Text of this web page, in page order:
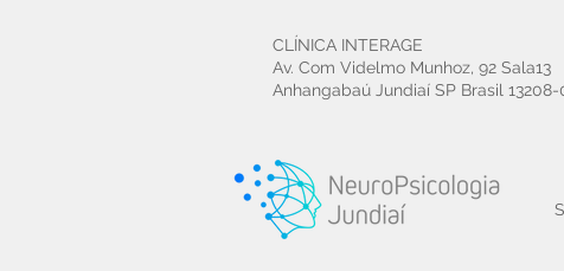
CLÍNICA INTERAGE
Av. Com Videlmo Munhoz, 92 Sala13
Anhangabaú Jundiaí SP Brasil